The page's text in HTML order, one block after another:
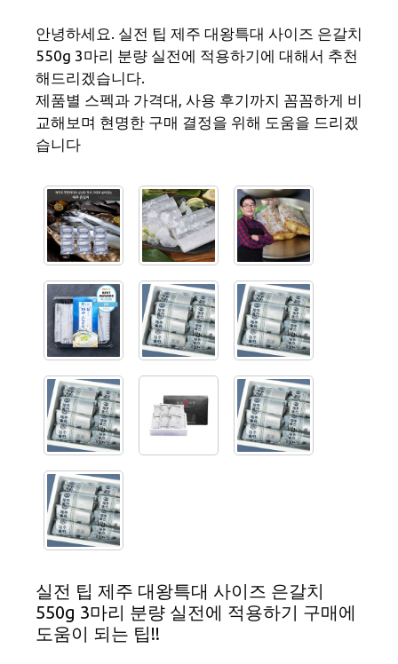
안녕하세요. 실전 팁 제주 대왕특대 사이즈 은갈치
550g 3마리 분량 실전에 적용하기에 대해서 추천
해드리겠습니다.
제품별 스펙과 가격대, 사용 후기까지 꼼꼼하게 비
교해보며 현명한 구매 결정을 위해 도움을 드리겠
습니다
실전 팁 제주 대왕특대 사이즈 은갈치
550g 3마리 분량 실전에 적용하기 구매에
도움이 되는 팁!!